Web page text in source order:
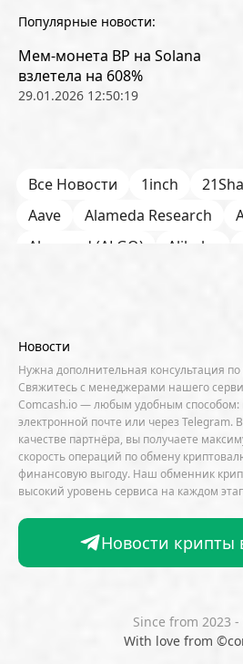
Популярные новости:
Мем-монета BP на Solana
взлетела на 608%
29.01.2026 12:50:19
Все Новости 1inch
Aave
Alameda Research
Algorand (ALGO)
Alibaba
Aster
Binance
BIS Bitcoin Core
Bitfarms
Bitfinex Bitget
BitMEX
BitOK Bitwise
Bloomberg
BNB Chain
Börse Stuttgart
BTCFi
Chainalysis
Coinbase
CoinShares
Новости
Нужна дополнительная консультация
Свяжитесь с менеджерами нашего
Comcash.io — любым удобным способом:
электронной почте или через Telegram.
качестве партнёра, вы получаете
скорость операций по обмену
финансовую выгоду. Наш обменник
высокий уровень сервиса на каждом
Новости крипты
Since from 2023 -
With love from